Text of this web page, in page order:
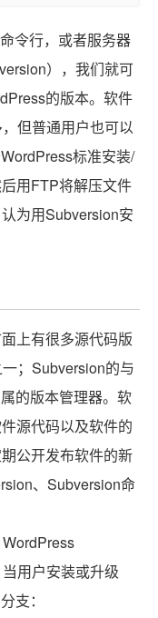
令行，或者服务器
），我们就可
的版本。软件
但普通用户也可以
标准安装/
用FTP将解压文件
为用Subversion安
上有很多源代码版
；Subversion的与
的版本管理器。软
源代码以及软件的
公开发布软件的新
、Subversion命
用户安装或升级
支：